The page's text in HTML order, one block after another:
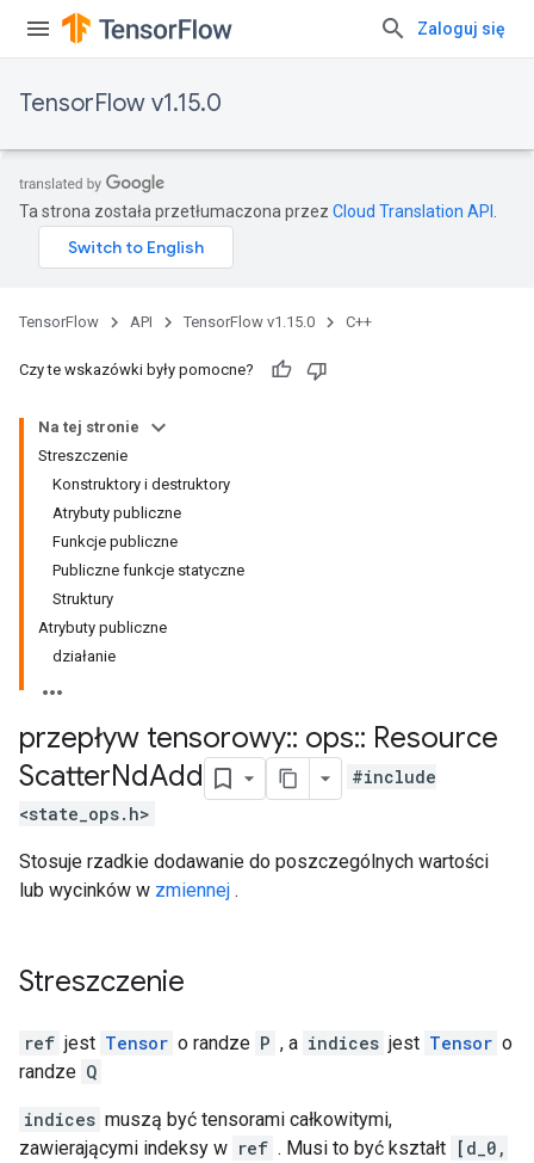
Zaloguj się
TensorFlow v1.15.0
Ta strona została przetłumaczona przez Cloud Translation API
TensorFlow API TensorFlow v1.15.0 C++
Czy te wskazówki były pomocne?
Na tej stronie
Streszczenie
Konstruktory i destruktory
Atrybuty publiczne
Funkcje publiczne
Publiczne funkcje statyczne
Struktury
Atrybuty publiczne
działanie
przepływ tensorowy:: ops:: Resource
ScatterNdAdd
#include
<state_ops.h>
Stosuje rzadkie dodawanie do poszczególnych wartości
lub wycinków w zmiennej .
Streszczenie
ref jest Tensor o randze P , a indices jest Tensor o
randze Q
indices muszą być tensorami całkowitymi,
zawierającymi indeksy w ref . Musi to być kształt [d_0,